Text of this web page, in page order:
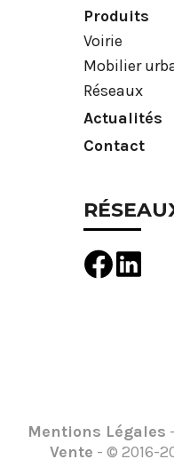
Produits
Voirie
Mobilier
Réseaux
Actualités
Contact
Mentions Légales -
Vente - © 2016-